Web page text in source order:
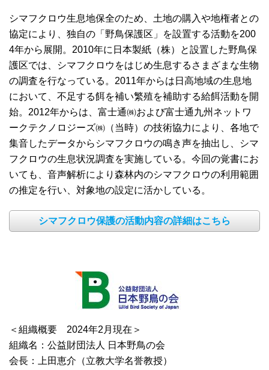
シマフクロウ生息地保全のため、土地の購入や地権者との
協定により、独自の「野鳥保護区」を設置する活動を200
4年から展開。2010年に日本製紙（株）と設置した野鳥保
護区では、シマフクロウをはじめ生息するさまざまな生物
の調査を行なっている。2011年からは日高地域の生息地
において、不足する餌を補い繁殖を補助する給餌活動を開
始。2012年からは、富士通㈱および富士通九州ネットワ
ークテクノロジーズ㈱（当時）の技術協力により、各地で
集音したデータからシマフクロウの鳴き声を抽出し、シマ
フクロウの生息状況調査を実施している。今回の覚書にお
いても、音声解析により森林内のシマフクロウの利用範囲
の推定を行い、対象地の設定に活かしている。
シマフクロウ保護の活動内容の詳細はこちら
＜組織概要 2024年2月現在＞
組織名：公益財団法人 日本野鳥の会
会長：上田恵介（立教大学名誉教授）